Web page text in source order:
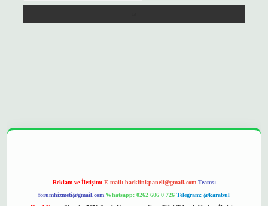
Reklam ve İletişim: E-mail: backlinkpaneli@gmail.com Teams:
forumhizmeti@gmail.com Whatsapp: 0262 606 0 726 Telegram: @karabul